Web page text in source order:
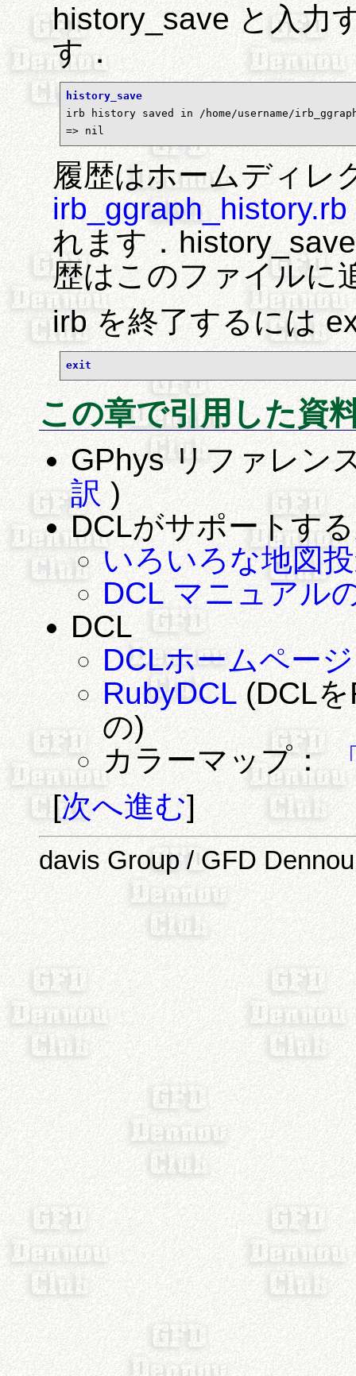
history_save と入力
す．
history_save
irb history saved in /home/username/
=> nil
履歴はホームディレ
irb_ggraph_history.rb
れます．
歴はこのファイルに
irb を終了するには
exit
この章で引用した資
GPhys リファレン
訳)
DCLがサポートす
いろいろな地図
DCL マニュアル
DCL
DCLホームページ
RubyDCL(DCLを
の)
カラーマップ：
[次へ進む]
davis Group / GFD